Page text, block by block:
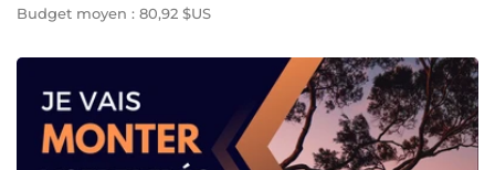
Budget moyen : 80,92 $US